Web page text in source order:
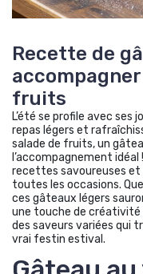
Recette de
fruits
L’été se profile avec ses
repas légers et
salade de fruits, un
l’accompagnement
recettes savoureuses et
toutes les occasions.
ces gâteaux légers
une touche de créativité
des saveurs variées qui
vrai festin estival.